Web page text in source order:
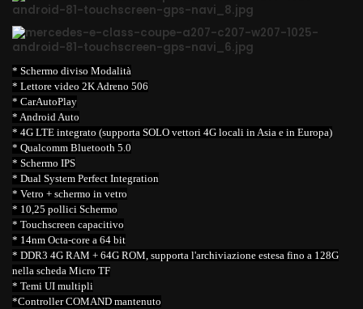
* Schermo diviso Modalità
* Lettore video 2K Adreno 506
* CarAutoPlay
* Android Auto
* 4G LTE integrato (supporta SOLO vettori 4G locali in Asia e in Europa)
* Qualcomm Bluetooth 5.0
* Schermo IPS
* Dual System Perfect Integration
* Vetro + schermo in vetro
* 10,25 pollici Schermo
* Touchscreen capacitivo
* 14nm Octa-core a 64 bit
* DDR3 4G RAM + 64G ROM, supporta l'archiviazione estesa fino a 128G
nella scheda Micro TF
* Temi UI multipli
*Controller COMAND mantenuto